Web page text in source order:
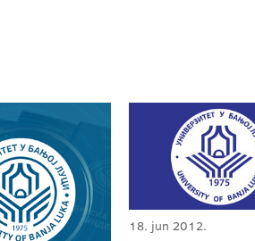
18. jun 2012.